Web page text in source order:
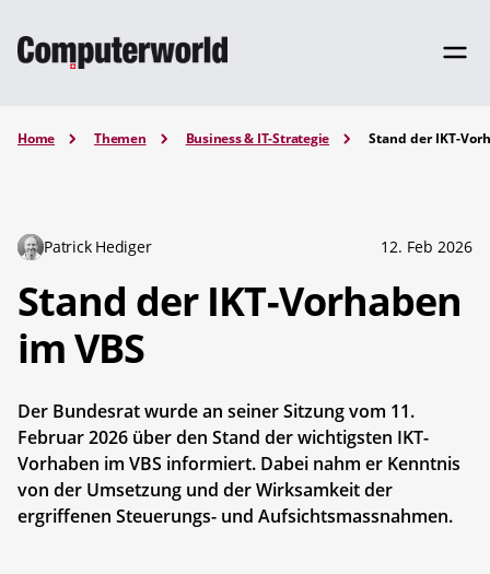
Home Themen Business & IT-Strategie Stand der IKT-
Patrick Hediger 12. Feb 2026
Stand der IKT-Vorhaben
im VBS
Der Bundesrat wurde an seiner Sitzung vom 11.
Februar 2026 über den Stand der wichtigsten IKT-
Vorhaben im VBS informiert. Dabei nahm er Kenntnis
von der Umsetzung und der Wirksamkeit der
ergriffenen Steuerungs- und Aufsichtsmassnahmen.